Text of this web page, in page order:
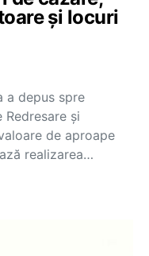
și locuri
a depus spre
şi
de aproape
realizarea…